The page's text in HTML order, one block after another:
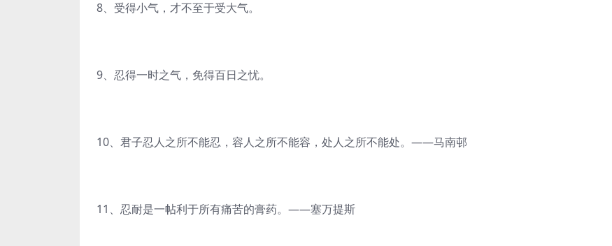
8、受得小气，才不至于受大气。
9、忍得一时之气，免得百日之忧。
10、君子忍人之所不能忍，容人之所不能容，处人之所不能处。——马南邨
11、忍耐是一帖利于所有痛苦的膏药。——塞万提斯